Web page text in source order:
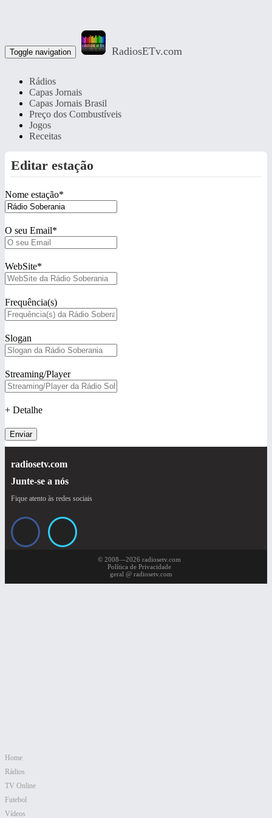
Toggle navigation RadiosETv.com
Rádios
Capas Jornais
Capas Jornais Brasil
Preço dos Combustíveis
Jogos
Receitas
Editar estação
Nome estação*
O seu Email*
WebSite*
Frequência(s)
Slogan
Streaming/Player
+ Detalhe
Enviar
radiosetv.com
Home
Rádios
TV Online
Futebol
Vídeos
Junte-se a nós
Fique atento às redes sociais
© 2008—2026 radiosetv.com
Política de Privacidade
geral @ radiosetv.com